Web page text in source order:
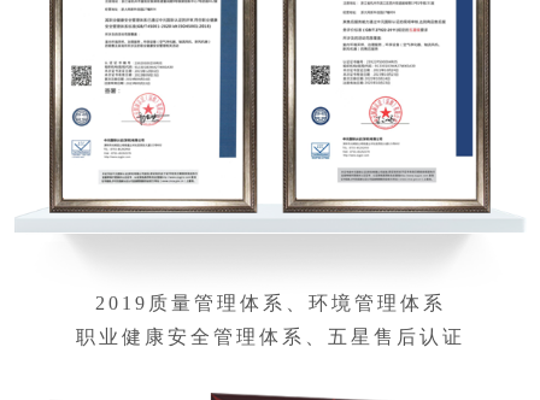
2019质量管理体系、环境管理体系
职业健康安全管理体系、五星售后认证